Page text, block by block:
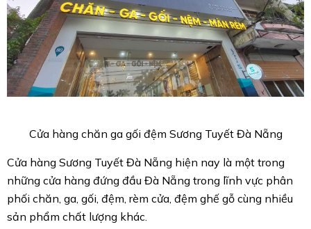
Cửa hàng chăn ga gối đệm Sương Tuyết Đà Nẵng
Cửa hàng Sương Tuyết Đà Nẵng hiện nay là một trong
những cửa hàng đứng đầu Đà Nẵng trong lĩnh vực phân
phối chăn, ga, gối, đệm, rèm cửa, đệm ghế gỗ cùng nhiều
sản phẩm chất lượng khác.